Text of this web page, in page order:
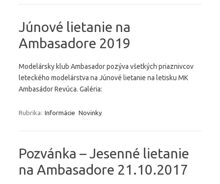
Júnové lietanie na
Ambasadore 2019
Modelársky klub Ambasador pozýva všetkých priaznivcov
leteckého modelárstva na Júnové lietanie na letisku MK
Ambasádor Revúca. Galéria:
Rubrika: Informácie Novinky
Pozvánka – Jesenné lietanie
na Ambasadore 21.10.2017